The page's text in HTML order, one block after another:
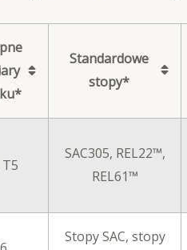
Standardowe
stopy*
SAC305, REL22™,
REL61™
Stopy SAC, stopy